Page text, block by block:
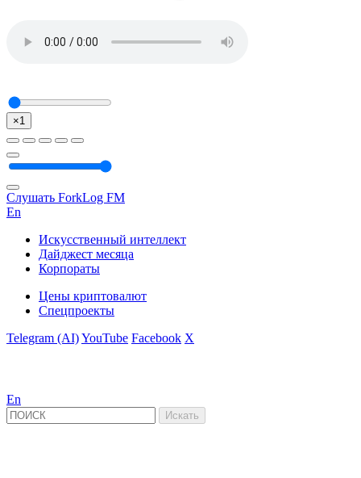
×1
Слушать ForkLog FM
En
Искусственный интеллект
Дайджест месяца
Корпораты
Цены криптовалют
Спецпроекты
Telegram (AI)YouTube Facebook X
En